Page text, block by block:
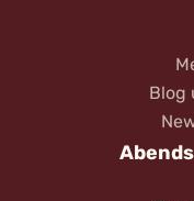
Blog